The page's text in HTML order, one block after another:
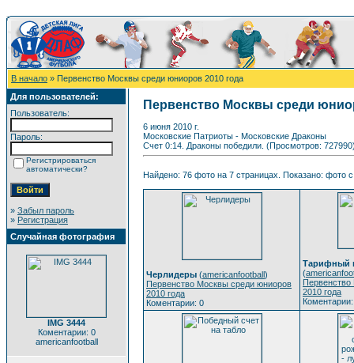
В начало » Первенство Москвы среди юниоров 2010 года
Для пользователей:
Пользователь:
Пароль:
Регистрироваться
автоматически?
» Забыл пароль
» Регистрация
Случайная фотография
IMG 3444
Коментарии: 0
americanfootball
Первенство Москвы среди
6 июня 2010 г.
Московские Патриоты - Московские Драконы
Счет 0:14. Драконы победили. (Просмотров:
Найдено: 76 фото на 7 страницах. Показано: фото
Черлидеры (americanfootball)
Первенство Москвы среди юниоров
2010 года
Коментарии: 0
Тарифный
(
2010 года